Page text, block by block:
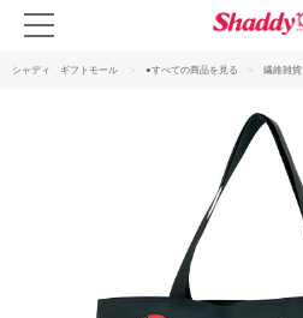
シャディ ギフトモール ●すべての商品を見る 繊維雑貨